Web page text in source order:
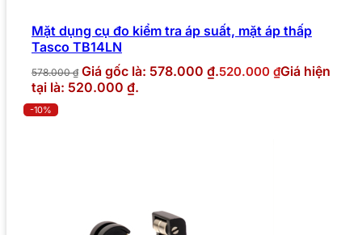
Mặt dụng cụ đo kiểm tra áp suất, mặt áp thấp
Tasco TB14LN
578.000₫ Giá gốc là: 578.000 ₫.520.000 ₫Giá hiện
tại là: 520.000 ₫.
-10%